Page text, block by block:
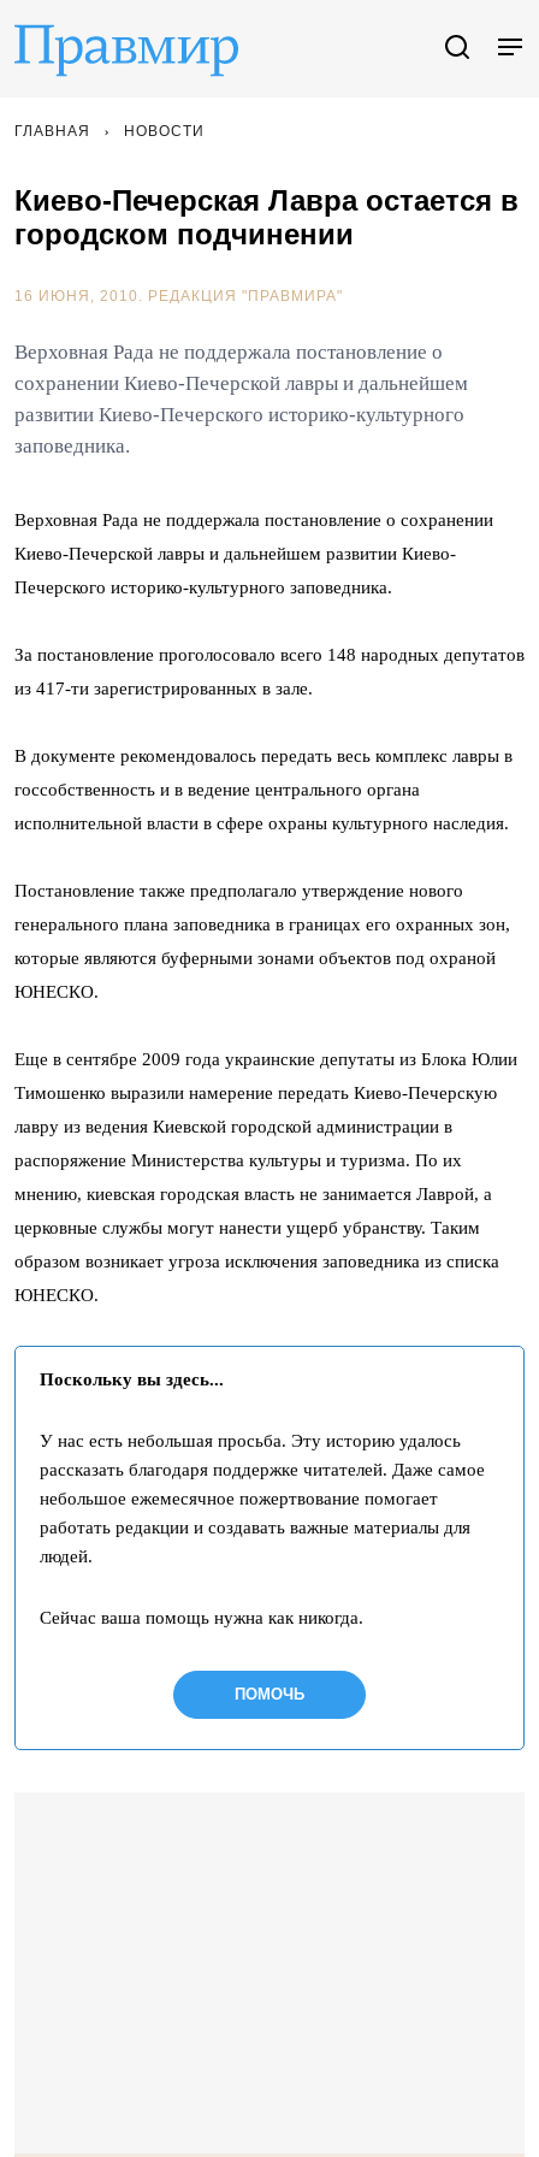
ГЛАВНАЯ НОВОСТИ
Киево-Печерская Лавра остается в
городском подчинении
16 ИЮНЯ, 2010. РЕДАКЦИЯ "ПРАВМИРА"
Верховная Рада не поддержала постановление о
сохранении Киево-Печерской лавры и дальнейшем
развитии Киево-Печерского историко-культурного
заповедника.
Верховная Рада не поддержала постановление о сохранении
Киево-Печерской лавры и дальнейшем развитии Киево-
Печерского историко-культурного заповедника.
За постановление проголосовало всего 148 народных депутатов
из 417-ти зарегистрированных в зале.
В документе рекомендовалось передать весь комплекс лавры в
госсобственность и в ведение центрального органа
исполнительной власти в сфере охраны культурного наследия.
Постановление также предполагало утверждение нового
генерального плана заповедника в границах его охранных зон,
которые являются буферными зонами объектов под охраной
ЮНЕСКО.
Еще в сентябре 2009 года украинские депутаты из Блока Юлии
Тимошенко выразили намерение передать Киево-Печерскую
лавру из ведения Киевской городской администрации в
распоряжение Министерства культуры и туризма. По их
мнению, киевская городская власть не занимается Лаврой, а
церковные службы могут нанести ущерб убранству. Таким
образом возникает угроза исключения заповедника из списка
ЮНЕСКО.
Поскольку вы здесь...
У нас есть небольшая просьба. Эту историю удалось
рассказать благодаря поддержке читателей. Даже самое
небольшое ежемесячное пожертвование помогает
работать редакции и создавать важные материалы для
людей.
Сейчас ваша помощь нужна как никогда.
ПОМОЧЬ